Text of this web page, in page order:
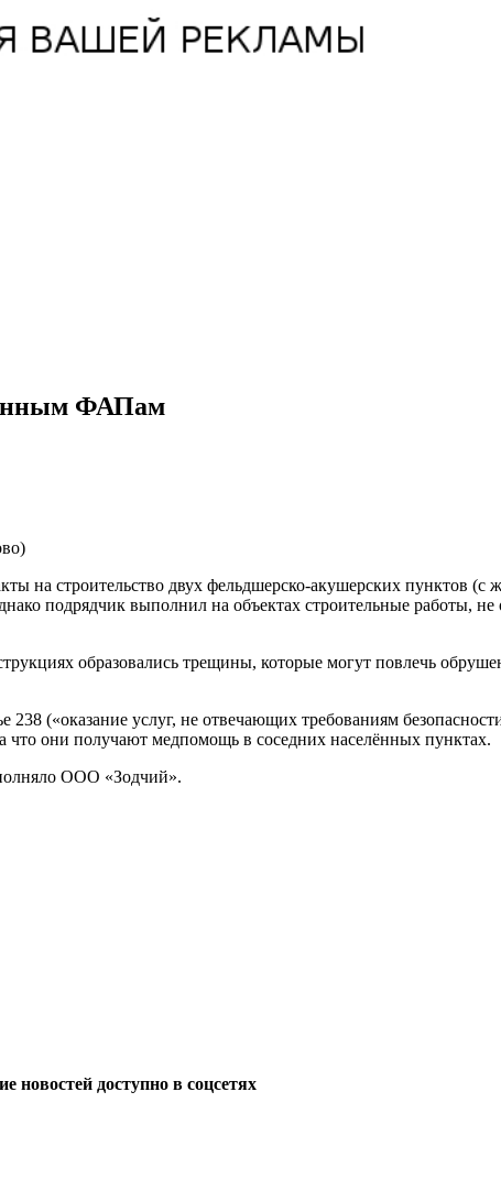
ФАПам
на строительство двух фельдшерско-акушерских
подрядчик выполнил на объектах строительные работы,
образовались трещины, которые могут повлечь
(«оказание услуг, не отвечающих требованиям
что они получают медпомощь в соседних населённых пунктах.
ООО «Зодчий».
новостей доступно в соцсетях